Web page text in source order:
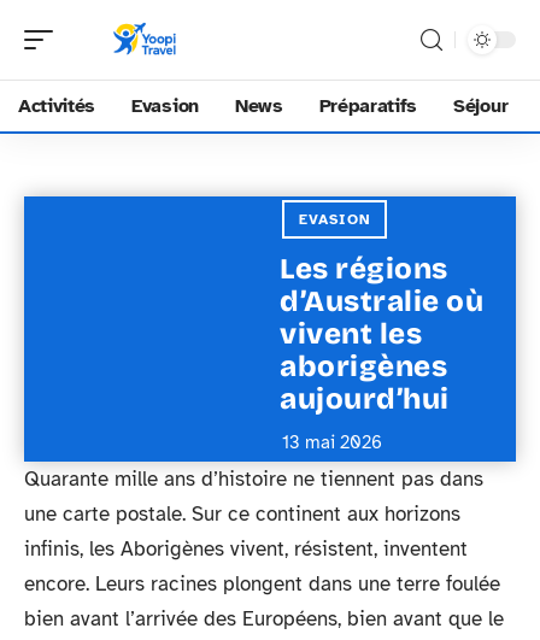
Activités Evasion News Préparatifs Séjour
EVASION
Les régions
d’Australie où
vivent les
aborigènes
aujourd’hui
13 mai 2026
Quarante mille ans d’histoire ne tiennent pas dans
une carte postale. Sur ce continent aux horizons
infinis, les Aborigènes vivent, résistent, inventent
encore. Leurs racines plongent dans une terre foulée
bien avant l’arrivée des Européens, bien avant que le